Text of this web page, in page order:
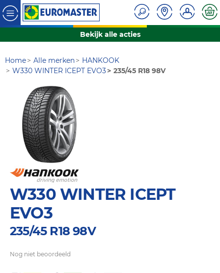
Bekijk alle acties
Home Alle merken
HANKOOK
W330 WINTER ICEPT EVO3
235/45 R18 98V
W330 WINTER ICEPT
EVO3
235/45 R18 98V
Nog niet beoordeeld